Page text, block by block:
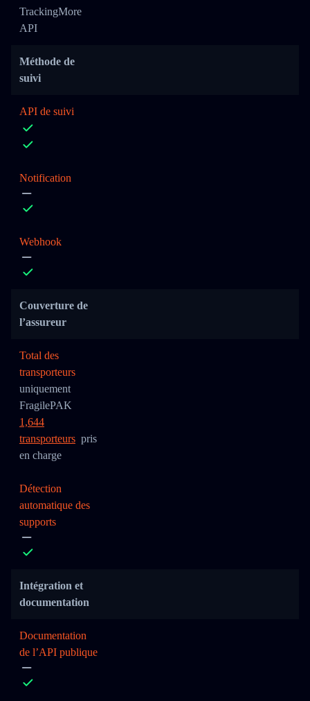
TrackingMore
API
Méthode de
suivi
API de suivi
Notification
Webhook
Couverture de
l’assureur
Total des
transporteurs
uniquement
FragilePAK
1,644
transporteurs pris
en charge
Détection
automatique des
supports
Intégration et
documentation
Documentation
de l’API publique